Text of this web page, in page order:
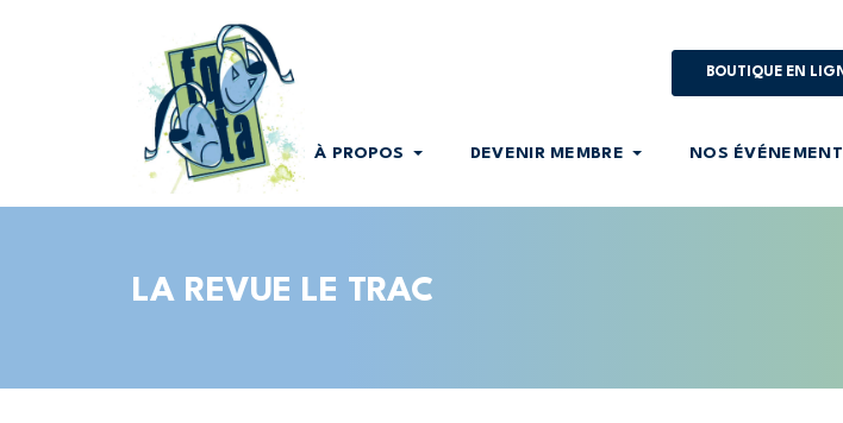
BOUTIQUE EN
À PROPOS DEVENIR MEMBRE NOS
LA REVUE LE TRAC